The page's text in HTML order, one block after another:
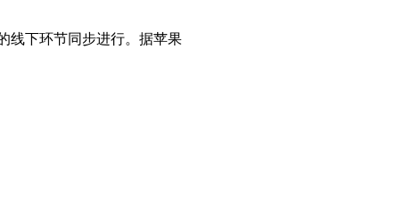
线下环节同步进行。据苹果